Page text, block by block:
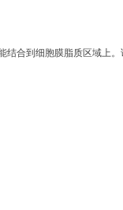
结合到细胞膜脂质区域上